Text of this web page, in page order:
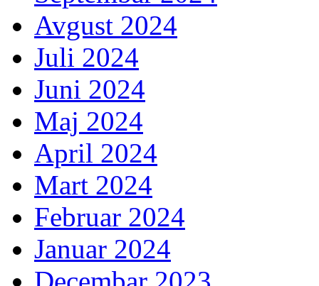
Avgust 2024
Juli 2024
Juni 2024
Maj 2024
April 2024
Mart 2024
Februar 2024
Januar 2024